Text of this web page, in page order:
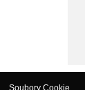
Soubory Cookie